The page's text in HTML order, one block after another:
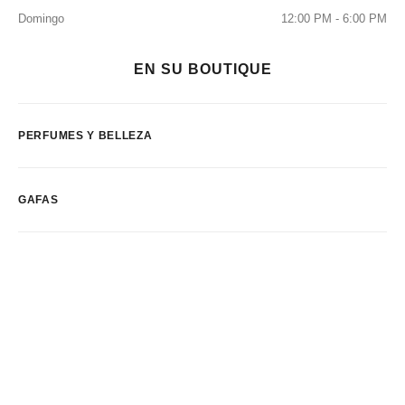
Domingo
12:00 PM - 6:00 PM
EN SU BOUTIQUE
PERFUMES Y BELLEZA
GAFAS